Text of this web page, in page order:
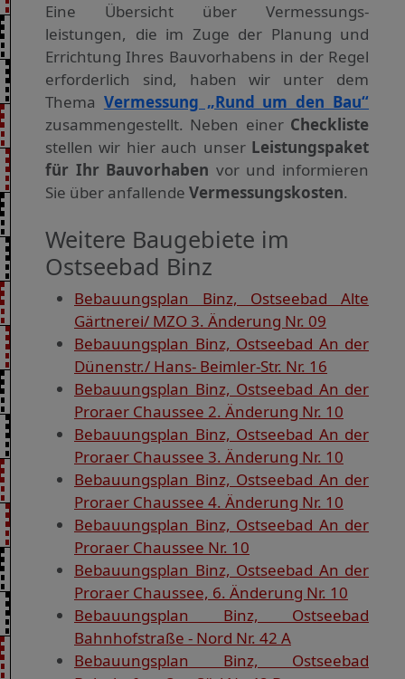
Eine Übersicht über Vermessungs­
leistungen, die im Zuge der Planung und
Errichtung Ihres Bauvorhabens in der Regel
erforderlich sind, haben wir unter dem
Thema Vermessung „Rund um den Bau“
zusammengestellt. Neben einer Checkliste
stellen wir hier auch unser Leistungspaket
für Ihr Bauvorhaben vor und informieren
Sie über anfallende Vermessungskosten.
Weitere Baugebiete im
Ostseebad Binz
Bebauungsplan Binz, Ostseebad Alte
Gärtnerei/ MZO 3. Änderung Nr. 09
Bebauungsplan Binz, Ostseebad An der
Dünenstr./ Hans- Beimler-Str. Nr. 16
Bebauungsplan Binz, Ostseebad An der
Proraer Chaussee 2. Änderung Nr. 10
Bebauungsplan Binz, Ostseebad An der
Proraer Chaussee 3. Änderung Nr. 10
Bebauungsplan Binz, Ostseebad An der
Proraer Chaussee 4. Änderung Nr. 10
Bebauungsplan Binz, Ostseebad An der
Proraer Chaussee Nr. 10
Bebauungsplan Binz, Ostseebad An der
Proraer Chaussee, 6. Änderung Nr. 10
Bebauungsplan Binz, Ostseebad
Bahnhofstraße - Nord Nr. 42 A
Bebauungsplan Binz, Ostseebad